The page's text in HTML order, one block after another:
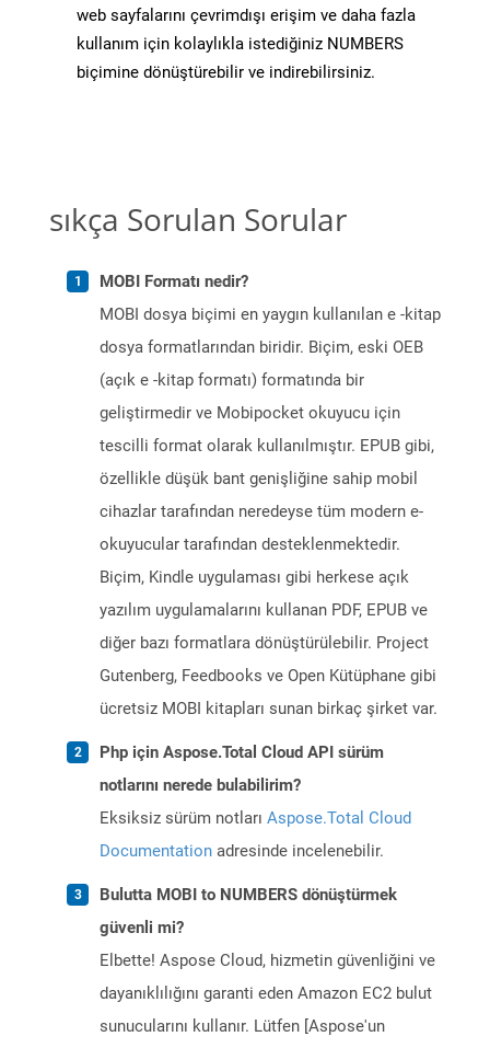
web sayfalarını çevrimdışı erişim ve daha fazla
kullanım için kolaylıkla istediğiniz NUMBERS
biçimine dönüştürebilir ve indirebilirsiniz.
sıkça Sorulan Sorular
MOBI Formatı nedir?
MOBI dosya biçimi en yaygın kullanılan e -kitap
dosya formatlarından biridir. Biçim, eski OEB
(açık e -kitap formatı) formatında bir
geliştirmedir ve Mobipocket okuyucu için
tescilli format olarak kullanılmıştır. EPUB gibi,
özellikle düşük bant genişliğine sahip mobil
cihazlar tarafından neredeyse tüm modern e-
okuyucular tarafından desteklenmektedir.
Biçim, Kindle uygulaması gibi herkese açık
yazılım uygulamalarını kullanan PDF, EPUB ve
diğer bazı formatlara dönüştürülebilir. Project
Gutenberg, Feedbooks ve Open Kütüphane gibi
ücretsiz MOBI kitapları sunan birkaç şirket var.
Php için Aspose.Total Cloud API sürüm
notlarını nerede bulabilirim?
Eksiksiz sürüm notları Aspose.Total Cloud
Documentation adresinde incelenebilir.
Bulutta MOBI to NUMBERS dönüştürmek
güvenli mi?
Elbette! Aspose Cloud, hizmetin güvenliğini ve
dayanıklılığını garanti eden Amazon EC2 bulut
sunucularını kullanır. Lütfen [Aspose'un